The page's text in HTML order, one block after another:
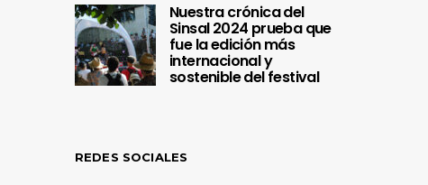
Nuestra crónica del
Sinsal 2024 prueba que
fue la edición más
internacional y
sostenible del festival
REDES SOCIALES